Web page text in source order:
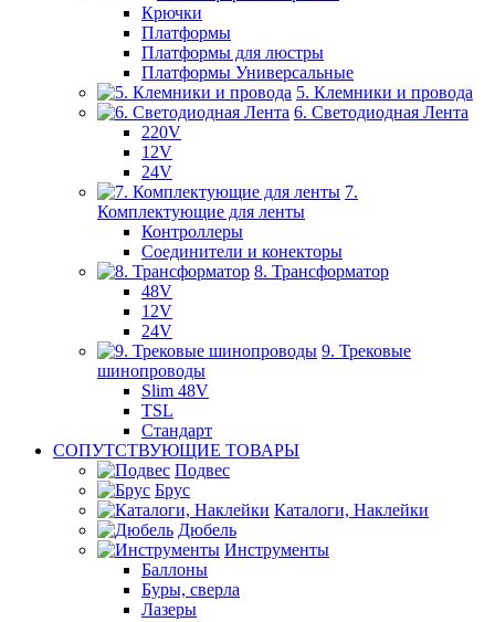
Крючки
Платформы
Платформы для люстры
Платформы Универсальные
5. Клемники и провода
6. Светодиодная Лента
220V
12V
24V
7.
Комплектующие для ленты
Контроллеры
Соединители и конекторы
8. Трансформатор
48V
12V
24V
9. Трековые
шинопроводы
Slim 48V
TSL
Стандарт
СОПУТСТВУЮЩИЕ ТОВАРЫ
Подвес
Брус
Каталоги, Наклейки
Дюбель
Инструменты
Баллоны
Буры, сверла
Лазеры